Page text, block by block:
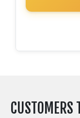
CUSTOMERS